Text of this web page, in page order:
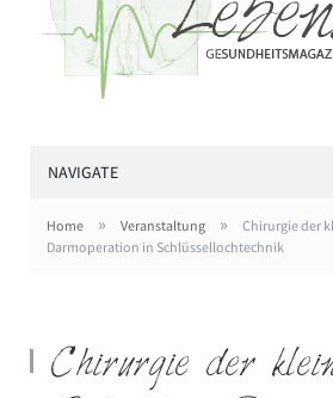
NAVIGATE
Home » Veranstaltung »
Chirurgie der
Darmoperation in Schlüssellochtechnik
Chirurgie der